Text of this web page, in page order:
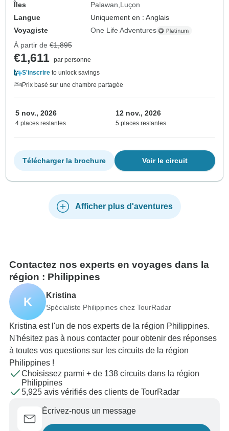
Îles
Palawan Luçon
Langue
Uniquement en : Anglais
Voyagiste
One Life Adventures
À partir de €1,895
€1,611 par personne
S'inscrire to unlock savings
Prix basé sur une chambre partagée
5 nov., 2026
4 places restantes
12 nov., 2026
5 places restantes
Voir le circuit
Télécharger la brochure
Afficher plus d'aventures
Contactez nos experts en voyages dans la
région : Philippines
K Kristina
Spécialiste Philippines chez TourRadar
Kristina est l'un de nos experts de la région Philippines.
N'hésitez pas à nous contacter pour obtenir des réponses
à toutes vos questions sur les circuits de la région
Philippines !
Choisissez parmi + de 138 circuits dans la région
Philippines
5,925 avis vérifiés des clients de TourRadar
Écrivez-nous un message